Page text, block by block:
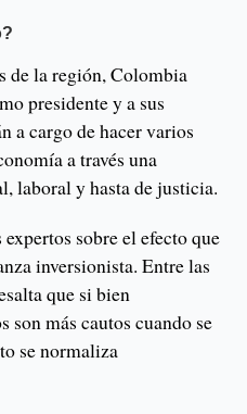
de la región, Colombia
presidente y a sus
a cargo de hacer varios
a través una
laboral y hasta de justicia.
sobre el efecto que
inversionista. Entre las
que si bien
son más cautos cuando se
se normaliza